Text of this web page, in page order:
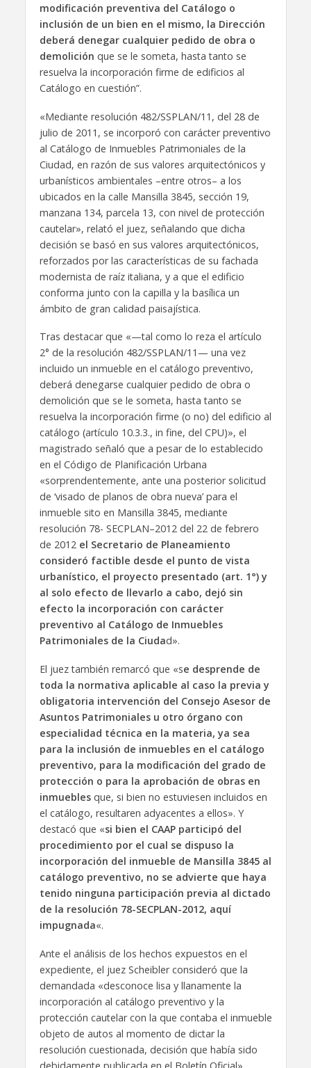
modificación preventiva del Catálogo o
inclusión de un bien en el mismo, la Dirección
deberá denegar cualquier pedido de obra o
demolición que se le someta, hasta tanto se
resuelva la incorporación firme de edificios al
Catálogo en cuestión”.
«Mediante resolución 482/SSPLAN/11, del 28 de
julio de 2011, se incorporó con carácter preventivo
al Catálogo de Inmuebles Patrimoniales de la
Ciudad, en razón de sus valores arquitectónicos y
urbanísticos ambientales –entre otros– a los
ubicados en la calle Mansilla 3845, sección 19,
manzana 134, parcela 13, con nivel de protección
cautelar», relató el juez, señalando que dicha
decisión se basó en sus valores arquitectónicos,
reforzados por las características de su fachada
modernista de raíz italiana, y a que el edificio
conforma junto con la capilla y la basílica un
ámbito de gran calidad paisajística.
Tras destacar que «—tal como lo reza el artículo
2° de la resolución 482/SSPLAN/11— una vez
incluido un inmueble en el catálogo preventivo,
deberá denegarse cualquier pedido de obra o
demolición que se le someta, hasta tanto se
resuelva la incorporación firme (o no) del edificio al
catálogo (artículo 10.3.3., in fine, del CPU)», el
magistrado señaló que a pesar de lo establecido
en el Código de Planificación Urbana
«sorprendentemente, ante una posterior solicitud
de ‘visado de planos de obra nueva’ para el
inmueble sito en Mansilla 3845, mediante
resolución 78- SECPLAN–2012 del 22 de febrero
de 2012 el Secretario de Planeamiento
consideró factible desde el punto de vista
urbanístico, el proyecto presentado (art. 1°) y
al solo efecto de llevarlo a cabo, dejó sin
efecto la incorporación con carácter
preventivo al Catálogo de Inmuebles
Patrimoniales de la Ciudad».
El juez también remarcó que «se desprende de
toda la normativa aplicable al caso la previa y
obligatoria intervención del Consejo Asesor de
Asuntos Patrimoniales u otro órgano con
especialidad técnica en la materia, ya sea
para la inclusión de inmuebles en el catálogo
preventivo, para la modificación del grado de
protección o para la aprobación de obras en
inmueblesque, si bien no estuviesen incluidos en
el catálogo, resultaren adyacentes a ellos». Y
destacó que «si bien el CAAP participó del
procedimiento por el cual se dispuso la
incorporación del inmueble de Mansilla 3845 al
catálogo preventivo, no se advierte que haya
tenido ninguna participación previa al dictado
de la resolución 78-SECPLAN-2012, aquí
impugnada«.
Ante el análisis de los hechos expuestos en el
expediente, el juez Scheibler consideró que la
demandada «desconoce lisa y llanamente la
incorporación al catálogo preventivo y la
protección cautelar con la que contaba el inmueble
objeto de autos al momento de dictar la
resolución cuestionada, decisión que había sido